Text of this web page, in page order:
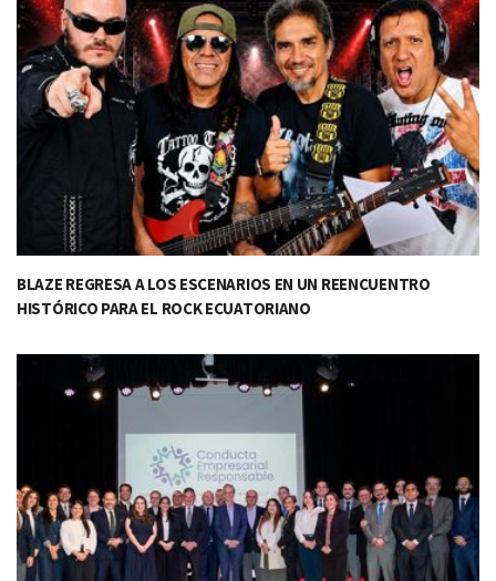
BLAZE REGRESA A LOS ESCENARIOS EN UN REENCUENTRO
HISTÓRICO PARA EL ROCK ECUATORIANO